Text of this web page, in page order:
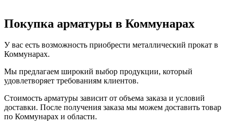
Покупка арматуры в Коммунарах
У вас есть возможность приобрести металлический прокат в
Коммунарах.
Мы предлагаем широкий выбор продукции, который
удовлетворяет требованиям клиентов.
Стоимость арматуры зависит от объема заказа и условий
доставки. После получения заказа мы можем доставить товар
по Коммунарах и области.